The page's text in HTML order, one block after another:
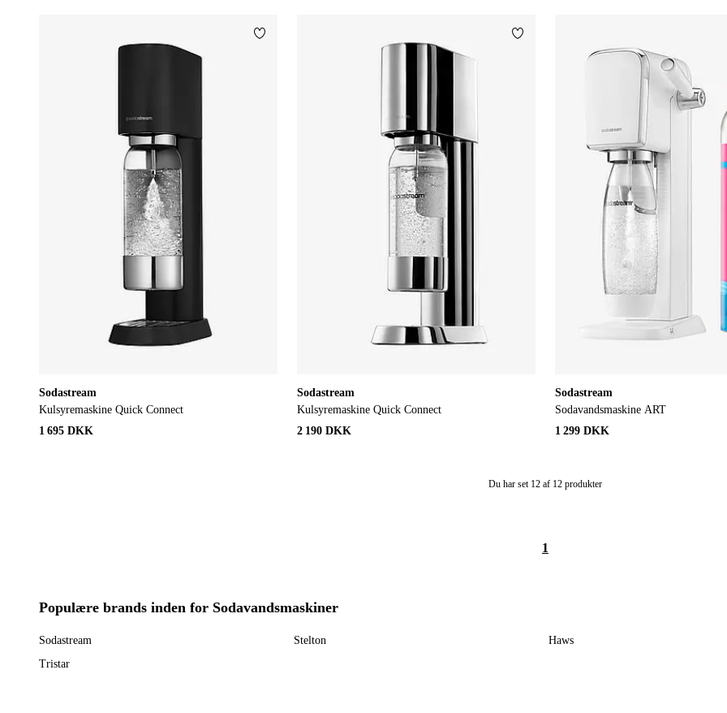
Sodastream
Kulsyremaskine Quick Connect
1 695 DKK
Tilføj til favoritter
Sodastream
Kulsyremaskine Quick Connect
2 190 DKK
Tilføj til favoritter
Sodastream
Sodavandsmaskine ART
1 299 DKK
Du har set 12 af 12 produkter
1
Populære brands inden for Sodavandsmaskiner
Sodastream Stelton
Haws
Tristar